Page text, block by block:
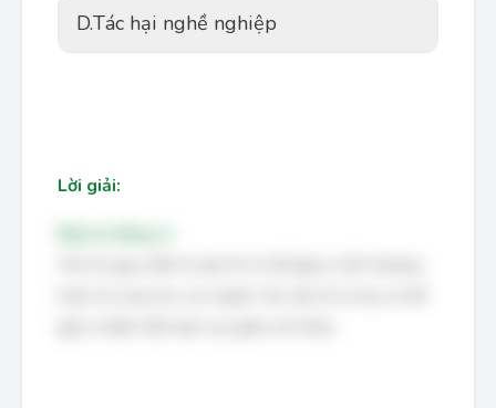
D.Tác hại nghề nghiệp
Lời giải: